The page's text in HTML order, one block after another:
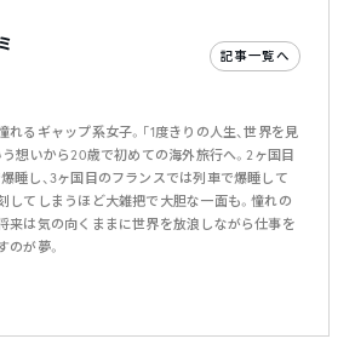
記事一覧へ
れるギャップ系女子。「1度きりの人生、世界を見
う想いから20歳で初めての海外旅行へ。2ヶ国目
睡し、3ヶ国目のフランスでは列車で爆睡して
してしまうほど大雑把で大胆な一面も。憧れの
来は気の向くままに世界を放浪しながら仕事を
のが夢。